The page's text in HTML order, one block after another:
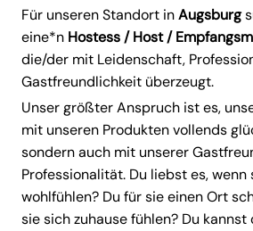
Für unseren Standort inAugsburg
eine*n Hostess / Host /
die/der mit Leidenschaft,
Gastfreundlichkeit überzeugt.
Unser größter Anspruch ist es,
mit unseren Produkten vollends
sondern auch mit unserer
Professionalität. Du liebst es,
wohlfühlen? Du für sie einen Ort
sie sich zuhause fühlen? Du